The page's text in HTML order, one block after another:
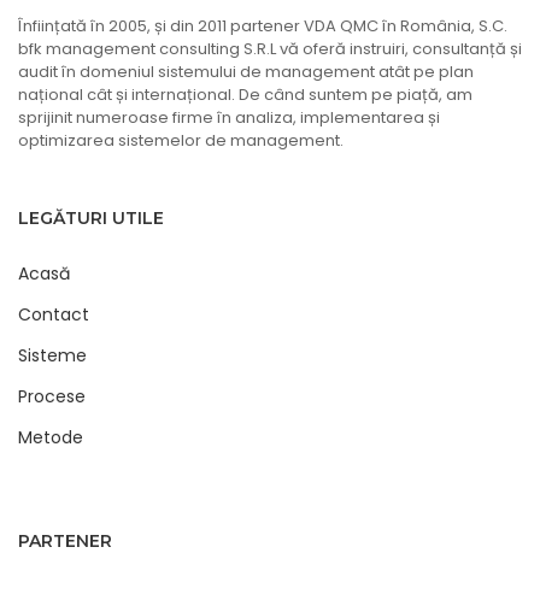
Înființată în 2005, și din 2011 partener VDA QMC în România, S.C.
bfk management consulting S.R.L vă oferă instruiri, consultanță și
audit în domeniul sistemului de management atât pe plan
național cât și internațional. De când suntem pe piață, am
sprijinit numeroase firme în analiza, implementarea și
optimizarea sistemelor de management.
LEGĂTURI UTILE
Acasă
Contact
Sisteme
Procese
Metode
PARTENER